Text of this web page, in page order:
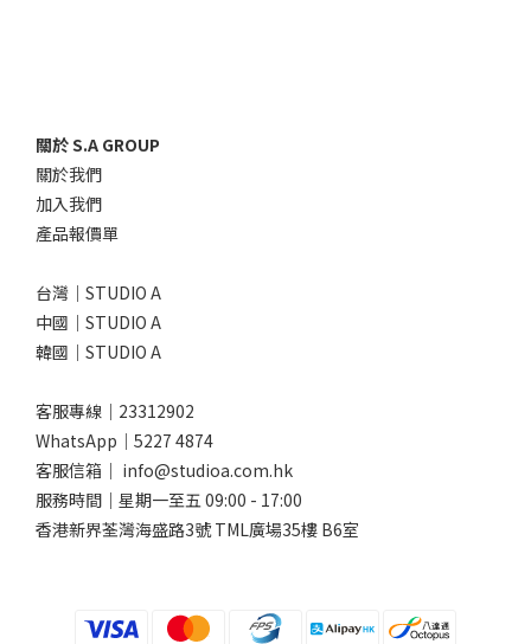
關於 S.A GROUP
關於我們
加入我們
產品報價單
台灣｜STUDIO A
中國｜STUDIO A
韓國｜STUDIO A
客服專線｜23312902
WhatsApp｜ 5227 4874
客服信箱｜ info@studioa.com.hk
服務時間｜星期一至五 09:00 - 17:00
香港新界荃灣海盛路3號 TML廣場35樓 B6室